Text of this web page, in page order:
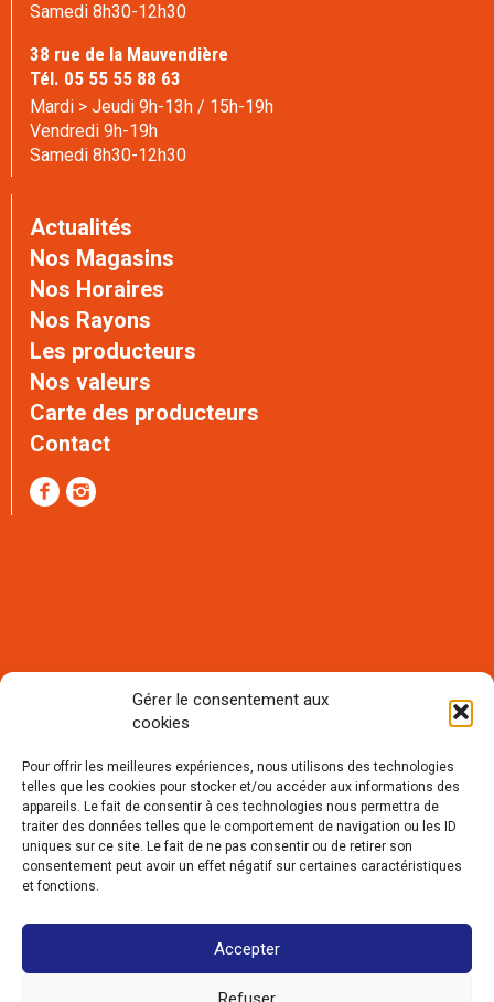
Gérer le consentement aux
cookies
Pour offrir les meilleures expériences, nous utilisons des technologies
telles que les cookies pour stocker et/ou accéder aux informations des
appareils. Le fait de consentir à ces technologies nous permettra de
traiter des données telles que le comportement de navigation ou les ID
uniques sur ce site. Le fait de ne pas consentir ou de retirer son
consentement peut avoir un effet négatif sur certaines caractéristiques
et fonctions.
Accepter
Samedi 8h30-12h30
38 rue de la Mauvendière
Tél. 05 55 55 88 63
Mardi > Jeudi 9h-13h / 15h-19h
Vendredi 9h-19h
Samedi 8h30-12h30
Actualités
Nos Magasins
Nos Horaires
Nos Rayons
Les producteurs
Nos valeurs
Carte des producteurs
Contact
Rejoignez notre communauté et
recevez notre lettre mensuelle
d'informations :